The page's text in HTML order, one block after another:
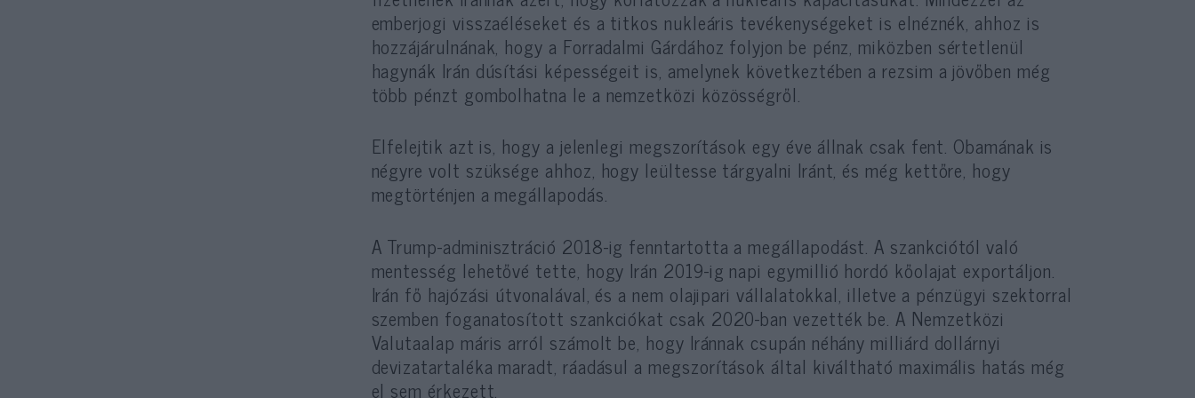
emberjogi visszaéléseket és a titkos nukleáris tevékenységeket is elnéznék, ahhoz is
hozzájárulnának, hogy a Forradalmi Gárdához folyjon be pénz, miközben sértetlenül
hagynák Irán dúsítási képességeit is, amelynek következtében a rezsim a jövőben még
több pénzt gombolhatna le a nemzetközi közösségről.
Elfelejtik azt is, hogy a jelenlegi megszorítások egy éve állnak csak fent. Obamának is
négyre volt szüksége ahhoz, hogy leültesse tárgyalni Iránt, és még kettőre, hogy
megtörténjen a megállapodás.
A Trump-adminisztráció 2018-ig fenntartotta a megállapodást. A szankciótól való
mentesség lehetővé tette, hogy Irán 2019-ig napi egymillió hordó kőolajat exportáljon.
Irán fő hajózási útvonalával, és a nem olajipari vállalatokkal, illetve a pénzügyi szektorral
szemben foganatosított szankciókat csak 2020-ban vezették be. A Nemzetközi
Valutaalap máris arról számolt be, hogy Iránnak csupán néhány milliárd dollárnyi
devizatartaléka maradt, ráadásul a megszorítások által kiváltható maximális hatás még
el sem érkezett.